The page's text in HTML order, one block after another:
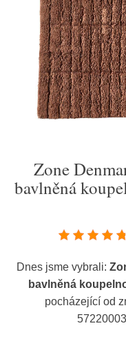
Zone
bavlněná
Dnes jsme vybrali:
bavlněná
pocházející od